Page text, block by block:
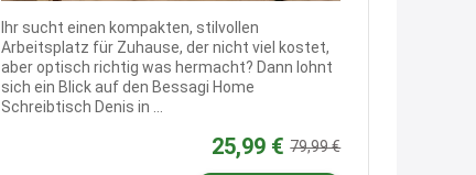
Ihr sucht einen kompakten, stilvollen
Arbeitsplatz für Zuhause, der nicht viel kostet,
aber optisch richtig was hermacht? Dann lohnt
sich ein Blick auf den Bessagi Home
Schreibtisch Denis in ...
25,99 € 79,99 €
21:37
↩
Joachim
www.haribo.com/de-